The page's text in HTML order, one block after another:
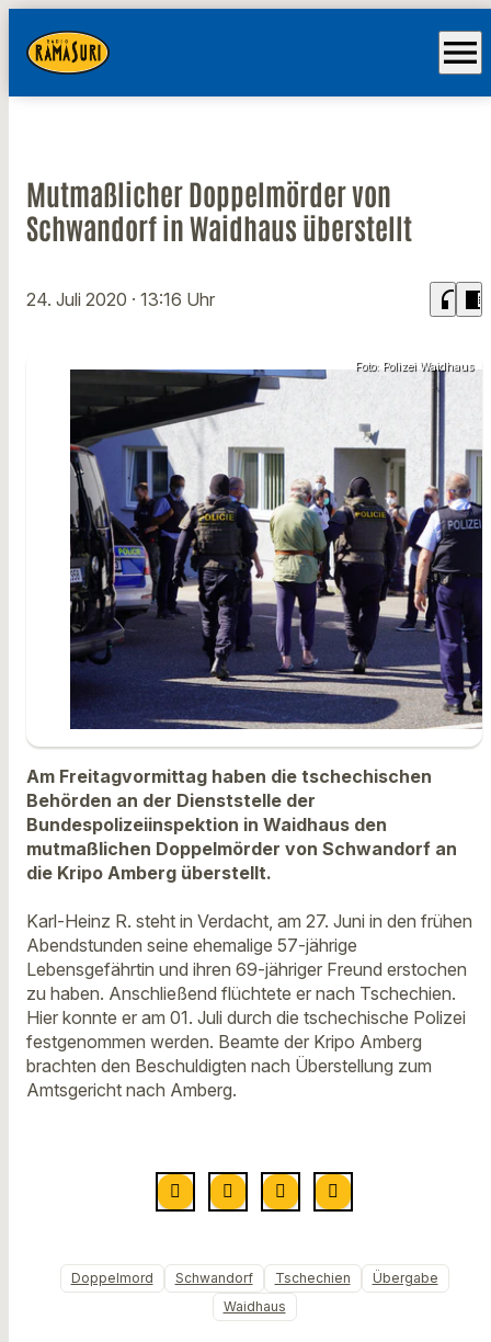
menu
Mutmaßlicher Doppelmörder von
Schwandorf in Waidhaus überstellt
24. Juli 2020 · 13:16 Uhr headphones chrome_reader_mode
Foto: Polizei Waidhaus
Am Freitagvormittag haben die tschechischen
Behörden an der Dienststelle der
Bundespolizeiinspektion in Waidhaus den
mutmaßlichen Doppelmörder von Schwandorf an
die Kripo Amberg überstellt.
Karl-Heinz R. steht in Verdacht, am 27. Juni in den frühen
Abendstunden seine ehemalige 57-jährige
Lebensgefährtin und ihren 69-jähriger Freund erstochen
zu haben. Anschließend flüchtete er nach Tschechien.
Hier konnte er am 01. Juli durch die tschechische Polizei
festgenommen werden. Beamte der Kripo Amberg
brachten den Beschuldigten nach Überstellung zum
Amtsgericht nach Amberg.
Doppelmord Schwandorf Tschechien
Übergabe
Waidhaus